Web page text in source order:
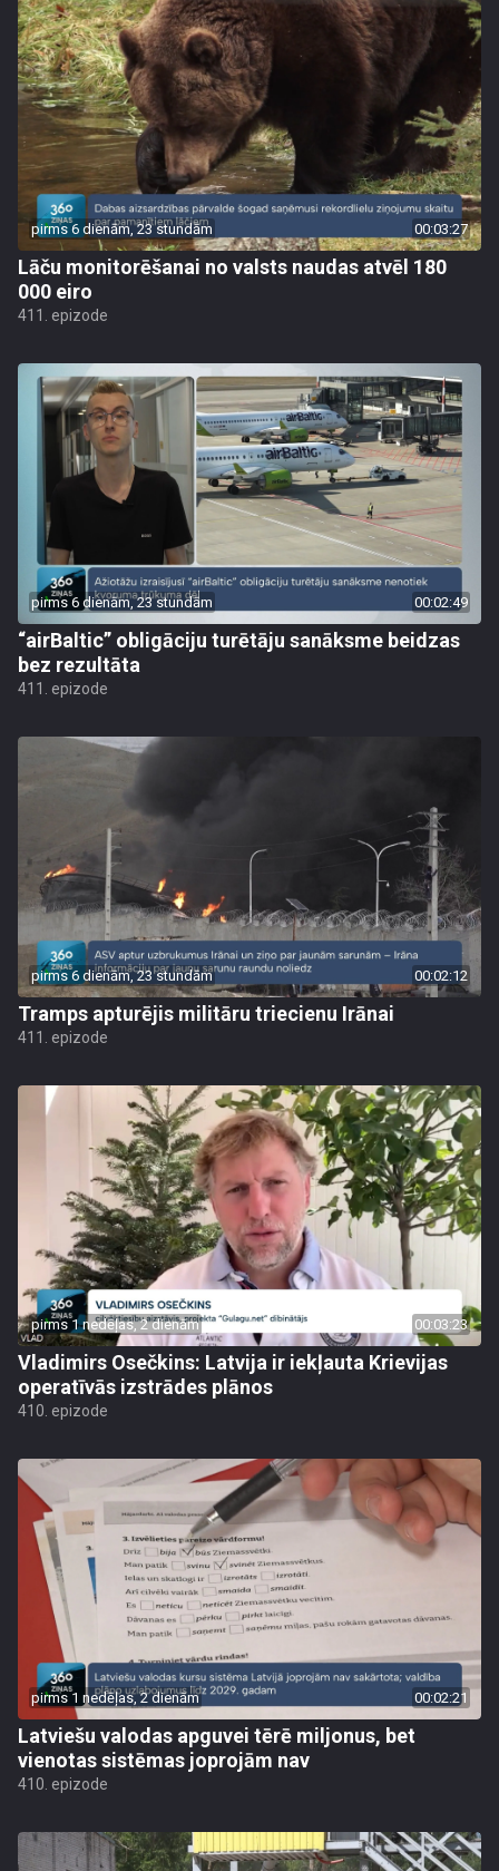
pirms 6 dienām, 23 stundām 00:03:27
Lāču monitorēšanai no valsts naudas atvēl 180
000 eiro
411. epizode
pirms 6 dienām, 23 stundām 00:02:49
“airBaltic” obligāciju turētāju sanāksme beidzas
bez rezultāta
411. epizode
pirms 6 dienām, 23 stundām 00:02:12
Tramps apturējis militāru triecienu Irānai
411. epizode
pirms 1 nedēļas, 2 dienām 00:03:23
Vladimirs Osečkins: Latvija ir iekļauta Krievijas
operatīvās izstrādes plānos
410. epizode
pirms 1 nedēļas, 2 dienām 00:02:21
Latviešu valodas apguvei tērē miljonus, bet
vienotas sistēmas joprojām nav
410. epizode